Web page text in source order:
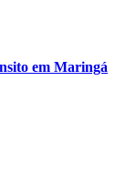
em Maringá